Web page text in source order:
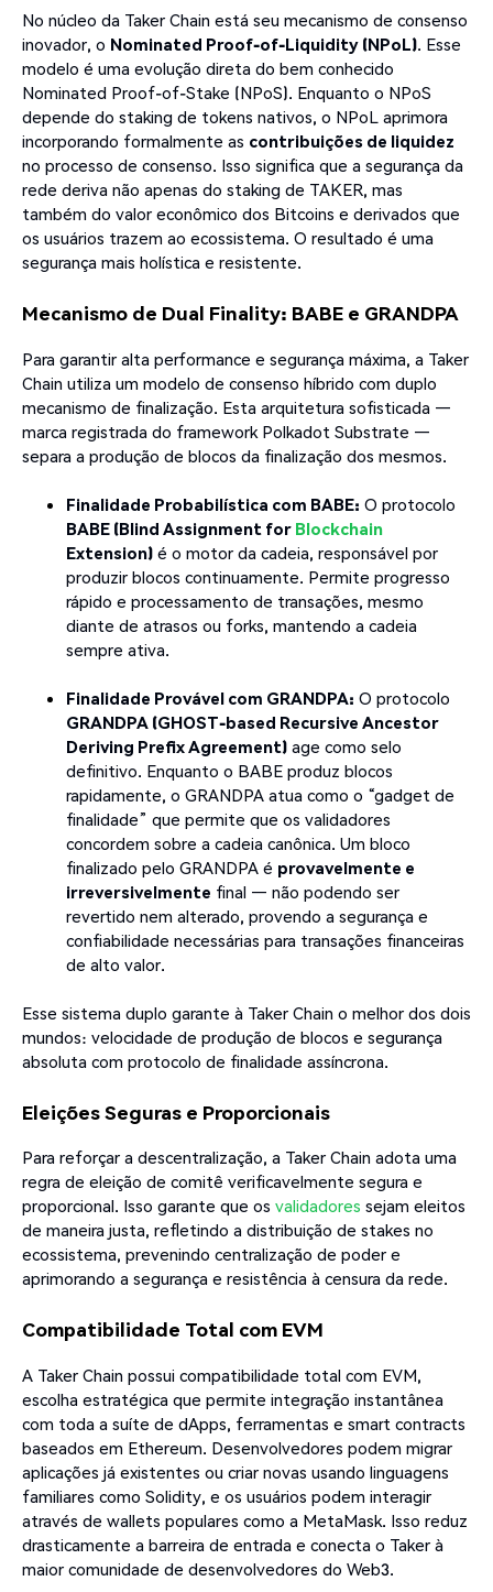
No núcleo da Taker Chain está seu mecanismo de consenso
inovador, o Nominated Proof-of-Liquidity (NPoL). Esse
modelo é uma evolução direta do bem conhecido
Nominated Proof-of-Stake (NPoS). Enquanto o NPoS
depende do staking de tokens nativos, o NPoL aprimora
incorporando formalmente as contribuições de liquidez
no processo de consenso. Isso significa que a segurança da
rede deriva não apenas do staking de TAKER, mas
também do valor econômico dos Bitcoins e derivados que
os usuários trazem ao ecossistema. O resultado é uma
segurança mais holística e resistente.
Mecanismo de Dual Finality: BABE e GRANDPA
Para garantir alta performance e segurança máxima, a Taker
Chain utiliza um modelo de consenso híbrido com duplo
mecanismo de finalização. Esta arquitetura sofisticada —
marca registrada do framework Polkadot Substrate —
separa a produção de blocos da finalização dos mesmos.
Finalidade Probabilística com BABE: O protocolo
BABE (Blind Assignment for Blockchain
Extension) é o motor da cadeia, responsável por
produzir blocos continuamente. Permite progresso
rápido e processamento de transações, mesmo
diante de atrasos ou forks, mantendo a cadeia
sempre ativa.
Finalidade Provável com GRANDPA: O protocolo
GRANDPA (GHOST-based Recursive Ancestor
Deriving Prefix Agreement) age como selo
definitivo. Enquanto o BABE produz blocos
rapidamente, o GRANDPA atua como o “gadget de
finalidade” que permite que os validadores
concordem sobre a cadeia canônica. Um bloco
finalizado pelo GRANDPA é provavelmente e
irreversivelmente final — não podendo ser
revertido nem alterado, provendo a segurança e
confiabilidade necessárias para transações financeiras
de alto valor.
Esse sistema duplo garante à Taker Chain o melhor dos dois
mundos: velocidade de produção de blocos e segurança
absoluta com protocolo de finalidade assíncrona.
Eleições Seguras e Proporcionais
Para reforçar a descentralização, a Taker Chain adota uma
regra de eleição de comitê verificavelmente segura e
proporcional. Isso garante que os validadores sejam eleitos
de maneira justa, refletindo a distribuição de stakes no
ecossistema, prevenindo centralização de poder e
aprimorando a segurança e resistência à censura da rede.
Compatibilidade Total com EVM
A Taker Chain possui compatibilidade total com EVM,
escolha estratégica que permite integração instantânea
com toda a suíte de dApps, ferramentas e smart contracts
baseados em Ethereum. Desenvolvedores podem migrar
aplicações já existentes ou criar novas usando linguagens
familiares como Solidity, e os usuários podem interagir
através de wallets populares como a MetaMask. Isso reduz
drasticamente a barreira de entrada e conecta o Taker à
maior comunidade de desenvolvedores do Web3.